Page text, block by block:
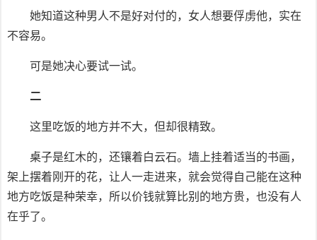
她知道这种男人不是好对付的，女人想要俘虏他，实在
不容易。
可是她决心要试一试。
二
这里吃饭的地方并不大，但却很精致。
桌子是红木的，还镶着白云石。墙上挂着适当的书画，
架上摆着刚开的花，让人一走进来，就会觉得自己能在这种
地方吃饭是种荣幸，所以价钱就算比别的地方贵，也没有人
在乎了。